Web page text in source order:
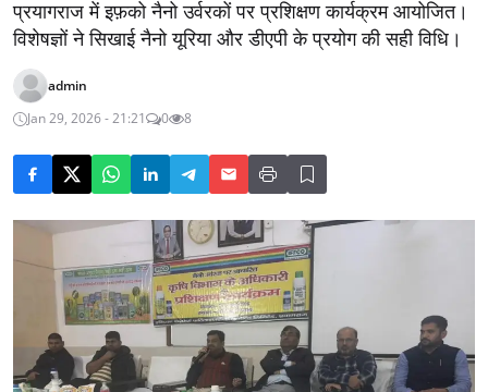
प्रयागराज में इफ़को नैनो उर्वरकों पर प्रशिक्षण कार्यक्रम आयोजित।
विशेषज्ञों ने सिखाई नैनो यूरिया और डीएपी के प्रयोग की सही विधि।
admin
Jan 29, 2026 - 21:21
0 8